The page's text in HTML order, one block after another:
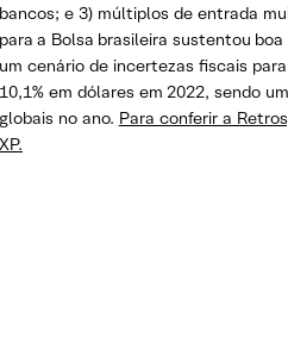
bancos; e 3) múltiplos de entrada
para a Bolsa brasileira sustentou
um cenário de incertezas fiscais
10,1% em dólares em 2022, sendo
globais no ano. Para conferir a
XP.